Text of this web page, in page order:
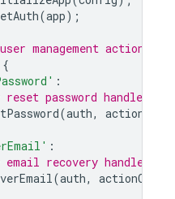
(app);
management action.
{
:
password handler
(auth, actionCode
:
recovery handler
(auth, actionCode